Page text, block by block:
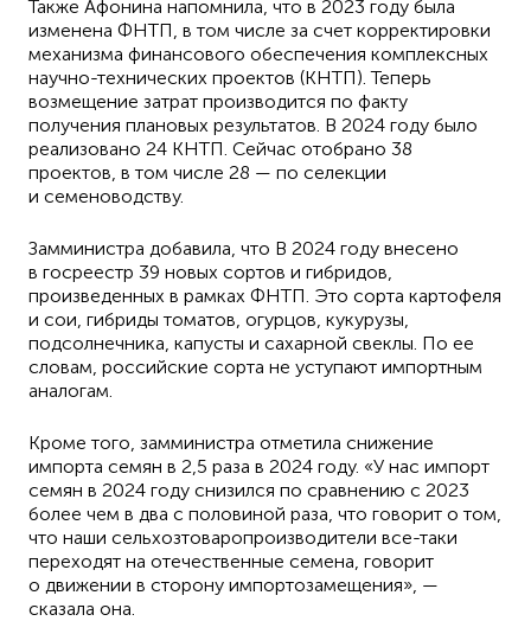
Также Афонина напомнила, что в 2023 году была
изменена ФНТП, в том числе за счет корректировки
механизма финансового обеспечения комплексных
научно-технических проектов (КНТП). Теперь
возмещение затрат производится по факту
получения плановых результатов. В 2024 году было
реализовано 24 КНТП. Сейчас отобрано 38
проектов, в том числе 28 — по селекции
и семеноводству.
Замминистра добавила, что В 2024 году внесено
в госреестр 39 новых сортов и гибридов,
произведенных в рамках ФНТП. Это сорта картофеля
и сои, гибриды томатов, огурцов, кукурузы,
подсолнечника, капусты и сахарной свеклы. По ее
словам, российские сорта не уступают импортным
аналогам.
Кроме того, замминистра отметила снижение
импорта семян в 2,5 раза в 2024 году. «У нас импорт
семян в 2024 году снизился по сравнению с 2023
более чем в два с половиной раза, что говорит о том,
что наши сельхозтоваропроизводители все-таки
переходят на отечественные семена, говорит
о движении в сторону импортозамещения», —
сказала она.